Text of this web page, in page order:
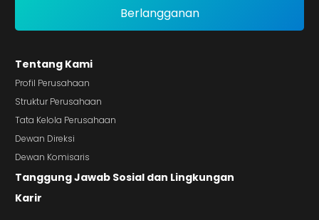
Tentang Kami
Profil Perusahaan
Struktur Perusahaan
Tata Kelola Perusahaan
Dewan Direksi
Dewan Komisaris
Tanggung Jawab Sosial dan Lingkungan
Karir